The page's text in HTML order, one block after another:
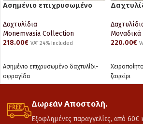
Ασημένιο επιχρυσωμένο
Βοτανειάτη
Δαχτυλίδια
Monemvasia Collection
218.00€ VAT 24% Included
Ασημένιο επιχρυσωμένο δαχτυλίδι-
σφραγίδα
220.00€
ζαφείρι
Δωρεάν Αποστολή.
Εξοφλημένες παραγγελίες, από 60€